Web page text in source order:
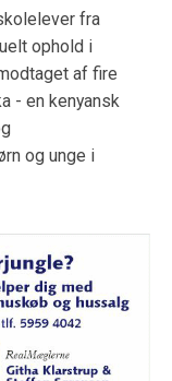
fra
ophold i
af fire
- en kenyansk
og unge i